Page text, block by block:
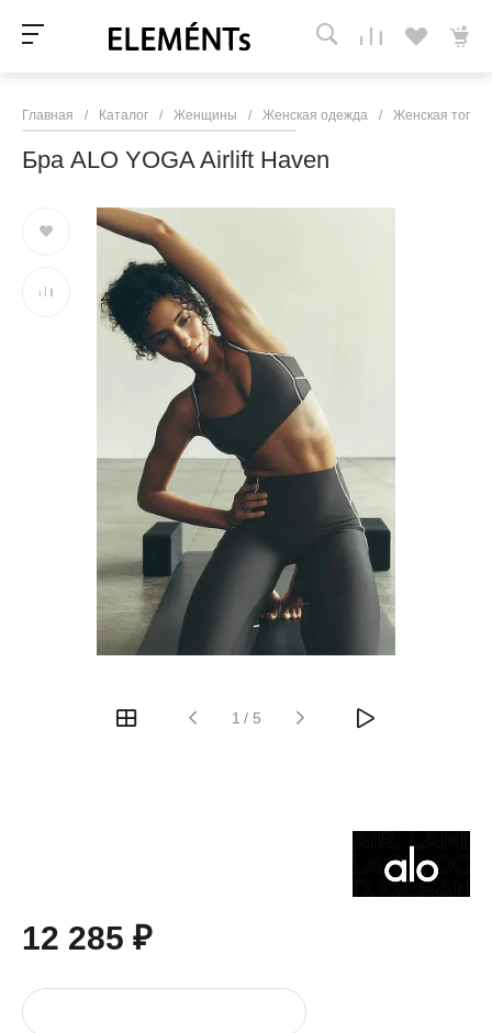
Главная / Каталог / Женщины / Женская одежда / Женская топы
Бра ALO YOGA Airlift Haven
1 / 5
12 285 ₽